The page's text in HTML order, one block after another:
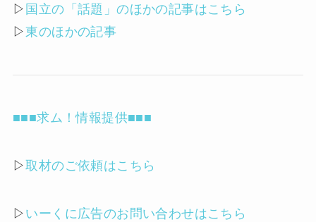
▷ 国立の「話題」のほかの記事はこちら
▷東のほかの記事
■■■求ム！情報提供■■■
▷取材のご依頼はこちら
▷ いーくに広告のお問い合わせはこちら